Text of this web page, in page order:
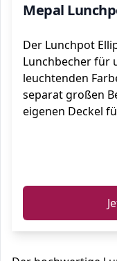
Mepal
Der Lunchpot
Lunchbecher für
leuchtenden
separat großen
eigenen Deckel